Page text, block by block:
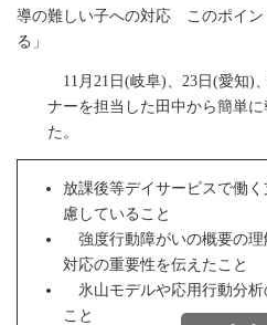
導の難しい子への対応 このポイン
る」
11月21日(岐阜)、23日(愛知)
ナーを担当した田中から簡単
た。
放課後等デイサービスで働
慮していること
強度行動障がいの概要の理
対応の重要性を伝えたこと
氷山モデルや応用行動分析
こと